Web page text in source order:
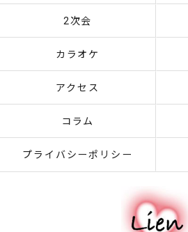
2次会
カラオケ
アクセス
コラム
プライバシーポリシー